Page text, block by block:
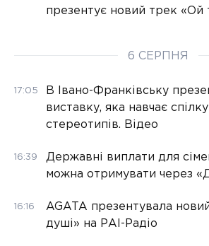
презентує новий трек «Ой
6 СЕРПНЯ
17:05
В Івано-Франківську
виставку, яка навчає
стереотипів. Відео
16:39
Державні виплати для
можна отримувати через
16:16
AGATA презентувала
душі» на РАІ-Радіо